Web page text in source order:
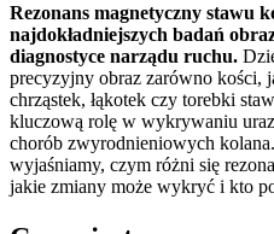
Rezonans magnetyczny stawu
najdokładniejszych badań
diagnostyce narządu ruchu.
precyzyjny obraz zarówno kości,
chrząstek, łąkotek czy torebki
kluczową rolę w wykrywaniu
chorób zwyrodnieniowych
wyjaśniamy, czym różni się
jakie zmiany może wykryć i kto